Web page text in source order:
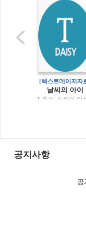
[텍스트데이지자
날씨의 아이
지은이: 신카이 마
공지사항
공